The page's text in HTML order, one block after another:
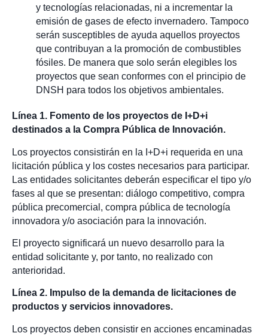
y tecnologías relacionadas, ni a incrementar la
emisión de gases de efecto invernadero. Tampoco
serán susceptibles de ayuda aquellos proyectos
que contribuyan a la promoción de combustibles
fósiles. De manera que solo serán elegibles los
proyectos que sean conformes con el principio de
DNSH para todos los objetivos ambientales.
Línea 1. Fomento de los proyectos de I+D+i
destinados a la Compra Pública de Innovación.
Los proyectos consistirán en la I+D+i requerida en una
licitación pública y los costes necesarios para participar.
Las entidades solicitantes deberán especificar el tipo y/o
fases al que se presentan: diálogo competitivo, compra
pública precomercial, compra pública de tecnología
innovadora y/o asociación para la innovación.
El proyecto significará un nuevo desarrollo para la
entidad solicitante y, por tanto, no realizado con
anterioridad.
Línea 2. Impulso de la demanda de licitaciones de
productos y servicios innovadores.
Los proyectos deben consistir en acciones encaminadas